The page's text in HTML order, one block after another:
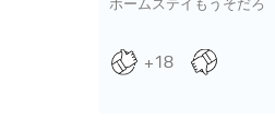
ホームステイもうそだろ
+18